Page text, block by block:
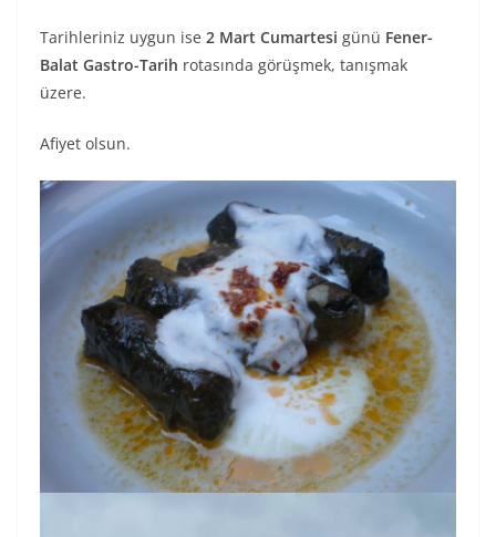
Tarihleriniz uygun ise 2 Mart Cumartesi günü Fener-
Balat Gastro-Tarih rotasında görüşmek, tanışmak
üzere.
Afiyet olsun.